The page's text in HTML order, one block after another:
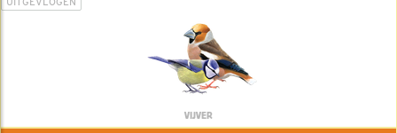
VIJVER